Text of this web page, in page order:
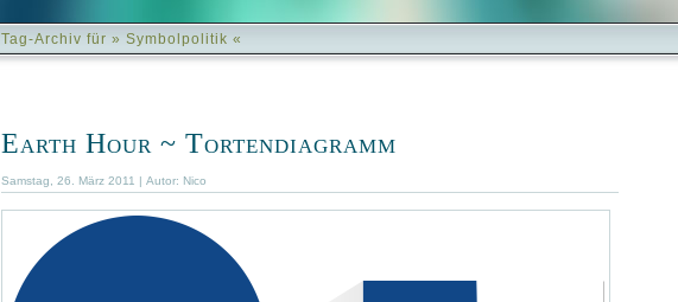
Tag-Archiv für » Symbolpolitik «
Earth Hour ~ Tortendiagramm
Samstag, 26. März 2011 | Autor: Nico